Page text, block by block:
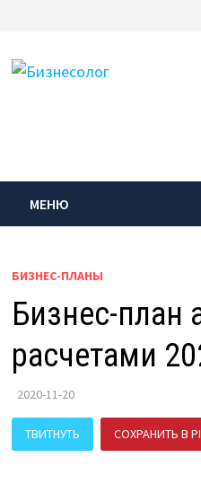
содержимому
МЕНЮ
БИЗНЕС-ПЛАНЫ
Бизнес-план
расчетами
2020-11-20
ТВИТНУТЬ СОХРАНИТЬ В